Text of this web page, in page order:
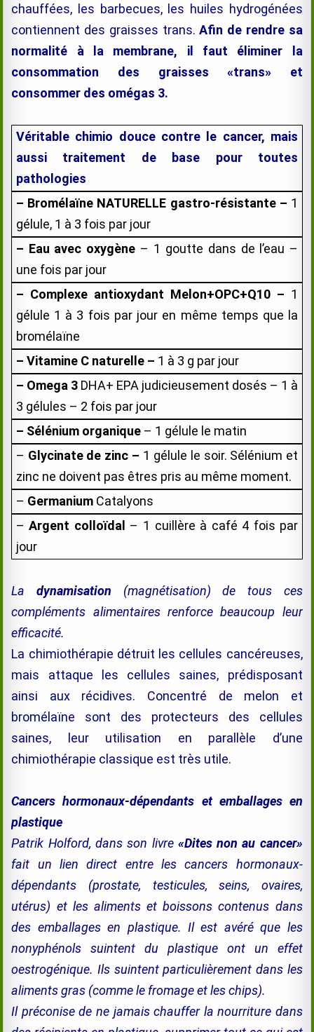
chauffées, les barbecues, les huiles hydrogénées
contiennent des graisses trans. Afin de rendre sa
normalité à la membrane, il faut éliminer la
consommation des graisses «trans» et
consommer des omégas 3.
Véritable chimio douce contre le cancer, mais
aussi traitement de base pour toutes
pathologies
– Bromélaïne NATURELLE gastro-résistante – 1
gélule, 1 à 3 fois par jour
– Eau avec oxygène – 1 goutte dans de l’eau –
une fois par jour
– Complexe antioxydant Melon+OPC+Q10 – 1
gélule 1 à 3 fois par jour en même temps que la
bromélaïne
– Vitamine C naturelle – 1 à 3 g par jour
– Omega 3DHA+ EPA judicieusement dosés – 1 à
3 gélules – 2 fois par jour
– Sélénium organique– 1 gélule le matin
– Glycinate de zinc – 1 gélule le soir. Sélénium et
zinc ne doivent pas êtres pris au même moment.
– GermaniumCatalyons
–Argent colloïdal
– 1 cuillère à café 4 fois par
jour
Ladynamisation (magnétisation) de tous ces
compléments alimentaires renforce beaucoup leur
efficacité.
La chimiothérapie détruit les cellules cancéreuses,
mais attaque les cellules saines, prédisposant
ainsi aux récidives. Concentré de melon et
bromélaïne sont des protecteurs des cellules
saines, leur utilisation en parallèle d’une
chimiothérapie classique est très utile.
Cancers hormonaux-dépendants et emballages en
plastique
Patrik Holford, dans son livre «Dites non au cancer»
fait un lien direct entre les cancers hormonaux-
dépendants (prostate, testicules, seins, ovaires,
utérus) et les aliments et boissons contenus dans
des emballages en plastique. Il est avéré que les
nonyphénols suintent du plastique ont un effet
oestrogénique. Ils suintent particulièrement dans les
aliments gras (comme le fromage et les chips).
Il préconise de ne jamais chauffer la nourriture dans